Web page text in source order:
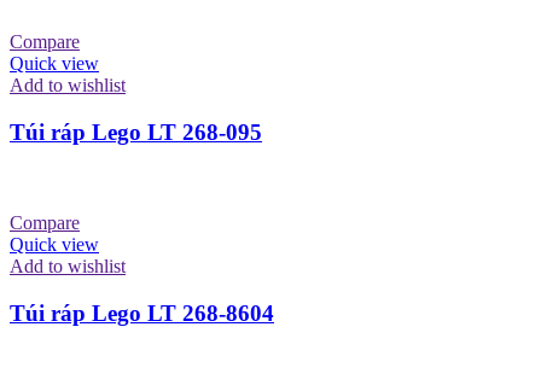
Compare
Quick view
Add to wishlist
Túi ráp Lego LT 268-095
Compare
Quick view
Add to wishlist
Túi ráp Lego LT 268-8604